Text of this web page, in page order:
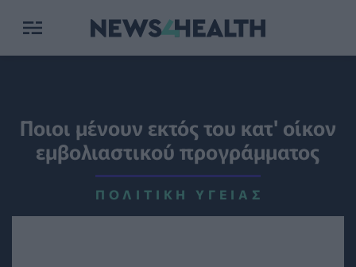
Ποιοι μένουν εκτός του κατ' οίκον
εμβολιαστικού προγράμματος
ΠΟΛΙΤΙΚΉ ΥΓΕΊΑΣ